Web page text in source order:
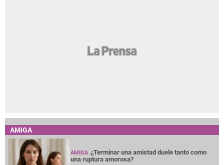
AMIGA
AMIGA ¿Terminar una amistad duele tanto como
una ruptura amorosa?